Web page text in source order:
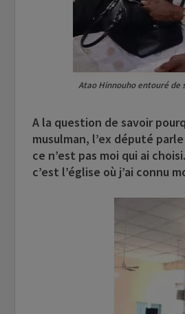
Atao Hinnouho entouré de
A la question de savoir
musulman, l’ex député
ce n’est pas moi qui ai
c’est l’église où j’ai connu